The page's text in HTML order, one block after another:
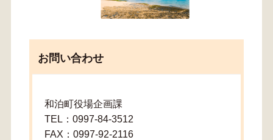
お問い合わせ
和泊町役場企画課
TEL：0997-84-3512
FAX：0997-92-2116